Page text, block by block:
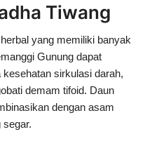
Tiwang
yang memiliki banyak
Gunung dapat
sirkulasi darah,
demam tifoid. Daun
dengan asam